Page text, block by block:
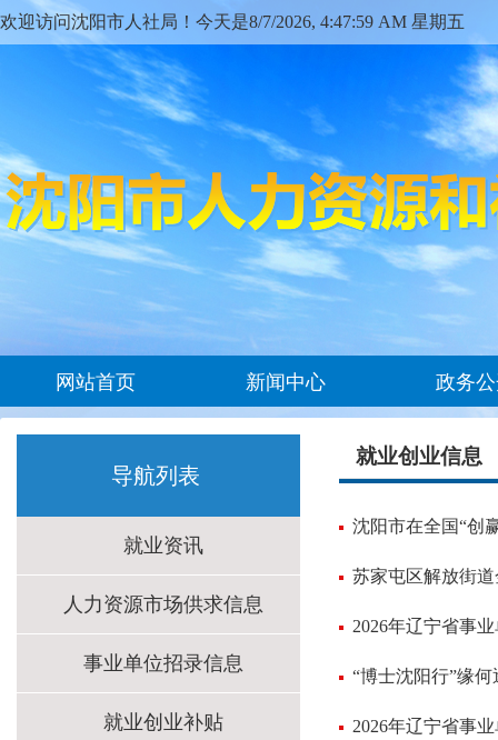
欢迎访问沈阳市人社局！今天是8/7/2026, 4:47:59 AM 星期五
网站首页 新闻中心 政务
导航列表
就业资讯
人力资源市场供求信息
事业单位招录信息
就业创业补贴
就业创业信息
沈阳市在全国“创
苏家屯区解放街
2026年辽宁省事
“博士沈阳行”缘
2026年辽宁省事